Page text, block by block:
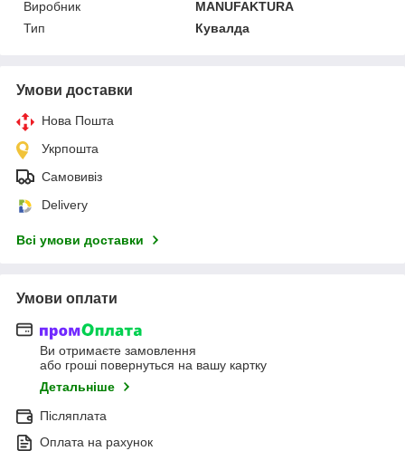
Виробник
MANUFAKTURA
Тип
Кувалда
Умови доставки
Нова Пошта
Укрпошта
Самовивіз
Delivery
Всі умови доставки
Умови оплати
Ви отримаєте замовлення
або гроші повернуться на вашу картку
Детальніше
Післяплата
Оплата на рахунок